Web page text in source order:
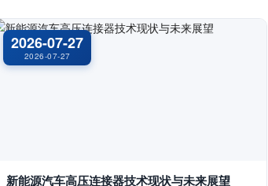
2026-07-27
2026-07-27
新能源汽车高压连接器技术现状与未来展望